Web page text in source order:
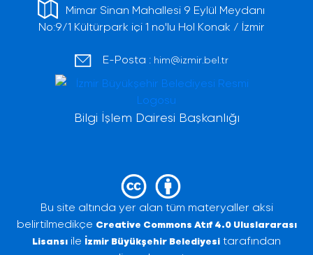
Mimar Sinan Mahallesi 9 Eylül Meydanı
No:9/1 Kültürpark içi 1 no'lu Hol Konak / İzmir
E-Posta : him@izmir.bel.tr
Bilgi İşlem Dairesi Başkanlığı
Bu site altında yer alan tüm materyaller aksi
belirtilmedikçe Creative Commons Atıf 4.0 Uluslararası
Lisansı ile İzmir Büyükşehir Belediyesi tarafından